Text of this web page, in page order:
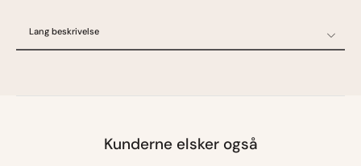
Lang beskrivelse
Kunderne elsker også